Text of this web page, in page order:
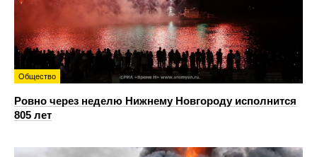
Общество
Ровно через неделю Нижнему Новгороду исполнится
805 лет